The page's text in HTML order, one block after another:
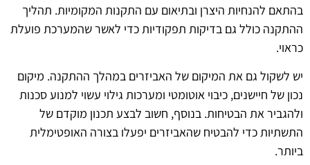
בהתאם להנחיות היצרן ובתיאום עם התקנות המקומיות. תהליך
ההתקנה כולל גם בדיקות תפקודיות כדי לאשר שהמערכת פועלת
כראוי.
יש לשקול גם את המיקום של האביזרים במהלך ההתקנה. מיקום
נכון של חיישנים, כיבוי אוטומטי ומערכות גילוי עשוי למנוע סכנות
ולהגביר את הבטיחות. בנוסף, חשוב לבצע תכנון מוקדם של
התשתיות כדי להבטיח שהאביזרים יפעלו בצורה האופטימלית
ביותר.